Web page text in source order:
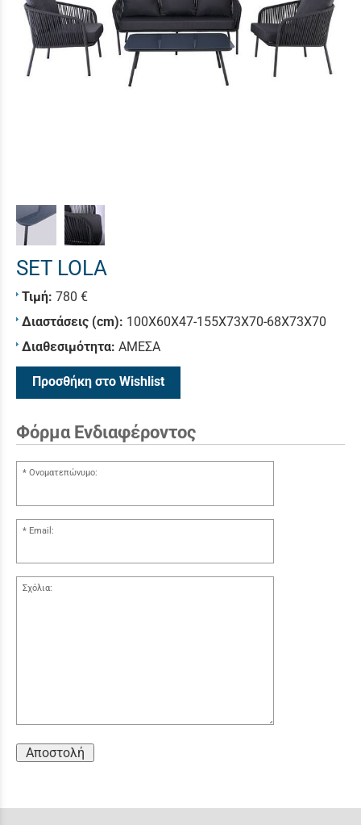
SET LOLA
Τιμή: 780 €
Διαστάσεις (cm): 100X60X47-155X73X70-68X73X70
Διαθεσιμότητα: ΑΜΕΣΑ
Προσθήκη στο Wishlist
Φόρμα Ενδιαφέροντος
Ονοματεπώνυμο:
Email:
Σχόλια:
Αποστολή